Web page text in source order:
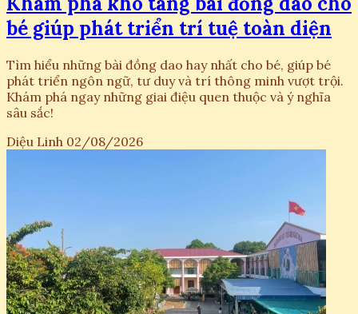
bé giúp phát triển trí tuệ toàn diện
Tìm hiểu những bài đồng dao hay nhất cho bé, giúp bé
phát triển ngôn ngữ, tư duy và trí thông minh vượt trội.
Khám phá ngay những giai điệu quen thuộc và ý nghĩa
sâu sắc!
Diệu Linh 02/08/2026